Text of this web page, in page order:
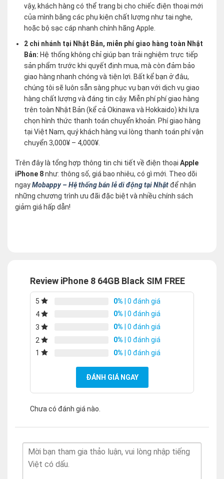
vậy, khách hàng có thể trang bị cho chiếc điện thoại mới
của mình bằng các phụ kiện chất lượng như tai nghe,
hoặc bộ sạc cáp nhanh chính hãng Apple.
2 chi nhánh tại Nhật Bản, miễn phí giao hàng toàn Nhật
Bản:Hệ thống không chỉ giúp bạn trải nghiệm trực tiếp
sản phẩm trước khi quyết định mua, mà còn đảm bảo
giao hàng nhanh chóng và tiện lợi. Bất kể bạn ở đâu,
chúng tôi sẽ luôn sẵn sàng phục vụ bạn với dịch vụ giao
hàng chất lượng và đáng tin cậy. Miễn phí phí giao hàng
trên toàn Nhật Bản (kể cả Okinawa và Hokkaido) khi lựa
chọn hình thức thanh toán chuyển khoản. Phí giao hàng
tại Việt Nam, quý khách hàng vui lòng thanh toán phí vận
chuyển 3,000¥ – 4,000¥.
Trên đây là tổng hợp thông tin chi tiết về điện thoại Apple
iPhone 8như: thông số, giá bao nhiêu, có gì mới. Theo dõi
ngayMobappy – Hệ thống bán lẻ di động tại Nhậtđể nhận
những chương trình ưu đãi đặc biệt và nhiều chính sách
giảm giá hấp dẫn!
Review iPhone 8 64GB Black SIM FREE
5 0% | 0 đánh giá
4
0% | 0 đánh giá
3
0% | 0 đánh giá
2
0% | 0 đánh giá
1
0% | 0 đánh giá
ĐÁNH GIÁ NGAY
Chưa có đánh giá nào.